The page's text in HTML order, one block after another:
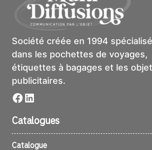
Société créée en 1994
dans les pochettes de voyages,
étiquettes à bagages et les
publicitaires.
Facebook
LinkedIn
Catalogues
Catalogue